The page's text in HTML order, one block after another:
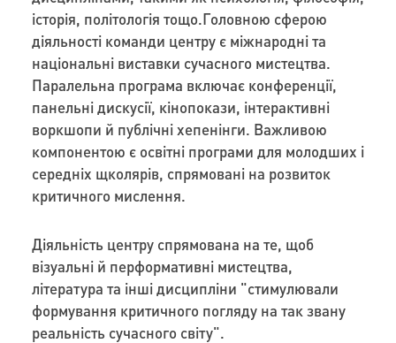
історія, політологія тощо.Головною сферою
діяльності команди центру є міжнародні та
національні виставки сучасного мистецтва.
Паралельна програма включає конференції,
панельні дискусії, кінопокази, інтерактивні
воркшопи й публічні хепенінги. Важливою
компонентою є освітні програми для молодших і
середніх щколярів, спрямовані на розвиток
критичного мислення.
Діяльність центру спрямована на те, щоб
візуальні й перформативні мистецтва,
література та інші дисципліни "стимулювали
формування критичного погляду на так звану
реальність сучасного світу".